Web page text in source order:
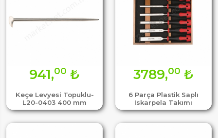
Keçe Levyesi Topuklu-
L20-0403 400 mm
941,00 ₺
6 Parça Plastik Saplı
Iskarpela Takımı
3789,00 ₺